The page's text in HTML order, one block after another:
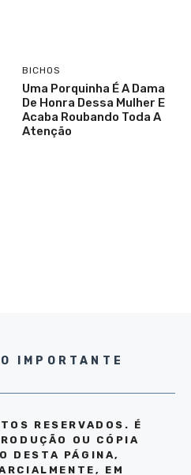
BICHOS
Uma Porquinha É A Dama
De Honra Dessa Mulher E
Acaba Roubando Toda A
Atenção
IMPORTANTE
RESERVADOS. É
OU CÓPIA
DESTA PÁGINA,
EM